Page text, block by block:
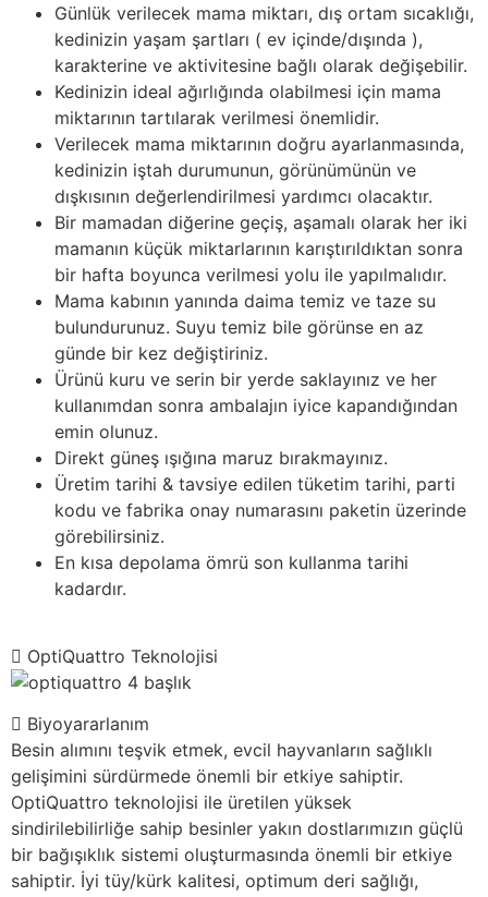
Günlük verilecek mama miktarı, dış ortam sıcaklığı,
kedinizin yaşam şartları ( ev içinde/dışında ),
karakterine ve aktivitesine bağlı olarak değişebilir.
Kedinizin ideal ağırlığında olabilmesi için mama
miktarının tartılarak verilmesi önemlidir.
Verilecek mama miktarının doğru ayarlanmasında,
kedinizin iştah durumunun, görünümünün ve
dışkısının değerlendirilmesi yardımcı olacaktır.
Bir mamadan diğerine geçiş, aşamalı olarak her iki
mamanın küçük miktarlarının karıştırıldıktan sonra
bir hafta boyunca verilmesi yolu ile yapılmalıdır.
Mama kabının yanında daima temiz ve taze su
bulundurunuz. Suyu temiz bile görünse en az
günde bir kez değiştiriniz.
Ürünü kuru ve serin bir yerde saklayınız ve her
kullanımdan sonra ambalajın iyice kapandığından
emin olunuz.
Direkt güneş ışığına maruz bırakmayınız.
Üretim tarihi & tavsiye edilen tüketim tarihi, parti
kodu ve fabrika onay numarasını paketin üzerinde
görebilirsiniz.
En kısa depolama ömrü son kullanma tarihi
kadardır.
OptiQuattro Teknolojisi
Biyoyararlanım
Besin alımını teşvik etmek, evcil hayvanların sağlıklı
gelişimini sürdürmede önemli bir etkiye sahiptir.
OptiQuattro teknolojisi ile üretilen yüksek
sindirilebilirliğe sahip besinler yakın dostlarımızın güçlü
bir bağışıklık sistemi oluşturmasında önemli bir etkiye
sahiptir. İyi tüy/kürk kalitesi, optimum deri sağlığı,